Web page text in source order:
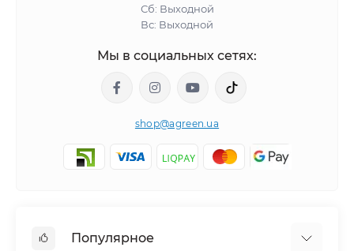
Сб: Выходной
Вс: Выходной
Мы в социальных сетях:
shop@agreen.ua
Популярное